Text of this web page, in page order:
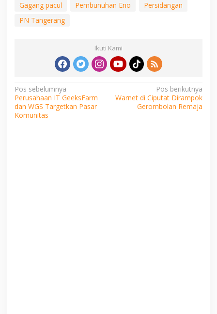
Gagang pacul Pembunuhan Eno
Persidangan
PN Tangerang
Ikuti Kami
Navigasi
pos
Pos sebelumnya
Perusahaan IT GeeksFarm
dan WGS Targetkan Pasar
Komunitas
Pos berikutnya
Warnet di Ciputat Dirampok
Gerombolan Remaja